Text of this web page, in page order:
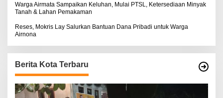
Warga Airmata Sampaikan Keluhan, Mulai PTSL, Ketersediaan Minyak
Tanah & Lahan Pemakaman
Reses, Mokris Lay Salurkan Bantuan Dana Pribadi untuk Warga
Airnona
Berita Kota Terbaru